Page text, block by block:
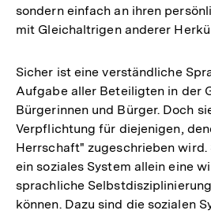
sondern einfach an ihren
mit Gleichaltrigen anderer
Sicher ist eine verständliche
Aufgabe aller Beteiligten in der
Bürgerinnen und Bürger. Doch
Verpflichtung für diejenigen,
Herrschaft" zugeschrieben wird.
ein soziales System allein eine
sprachliche
können. Dazu sind die sozialen